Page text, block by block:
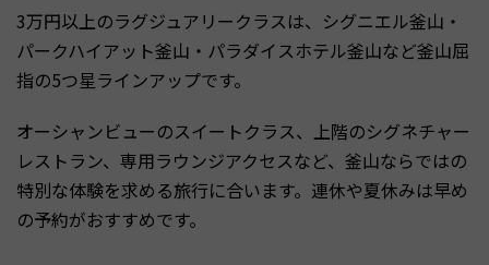
3万円以上のラグジュアリークラスは、シグニエル釜山・
パークハイアット釜山・パラダイスホテル釜山など釜山屈
指の5つ星ラインアップです。
オーシャンビューのスイートクラス、上階のシグネチャー
レストラン、専用ラウンジアクセスなど、釜山ならではの
特別な体験を求める旅行に合います。連休や夏休みは早め
の予約がおすすめです。